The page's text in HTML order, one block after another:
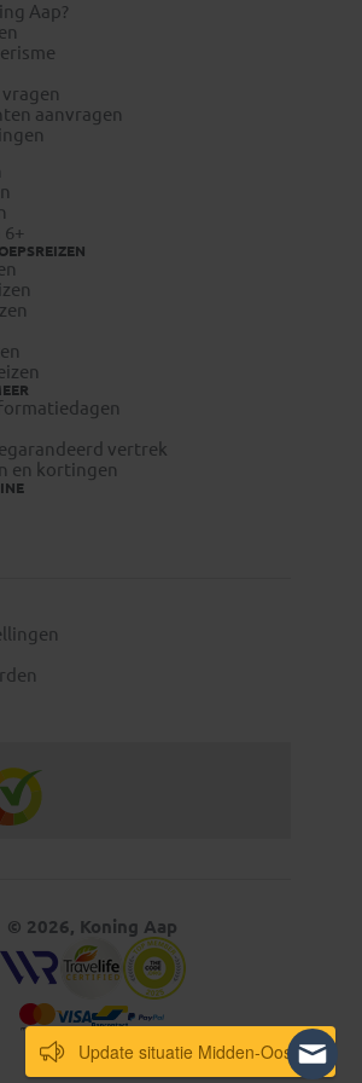
Aap?
aanvragen
vertrek
en kortingen
© 2026, Koning Aap
Update situatie Midden-Oosten